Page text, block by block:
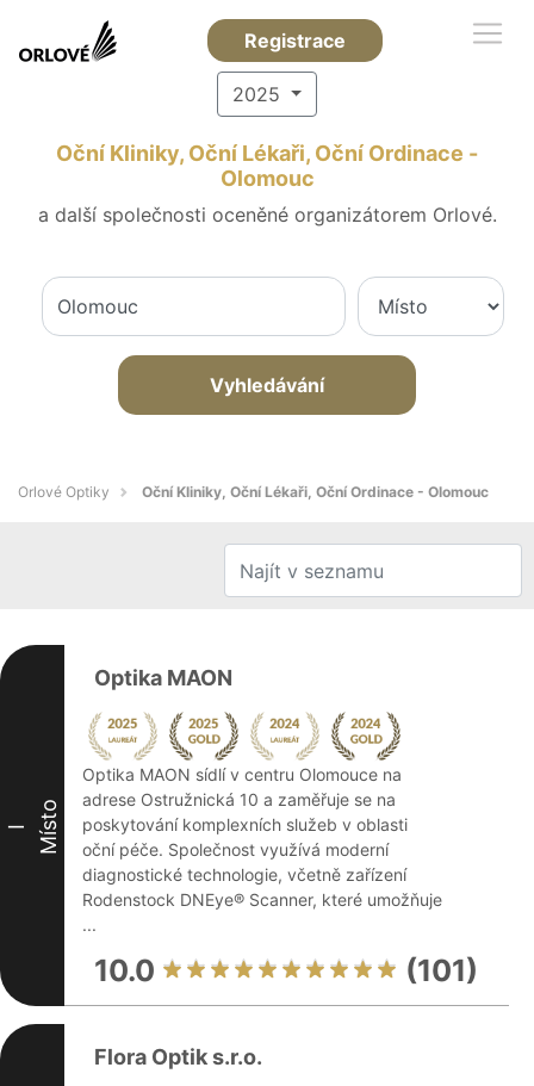
Registrace
2025
Oční Kliniky, Oční Lékaři, Oční Ordinace -
Olomouc
a další společnosti oceněné organizátorem Orlové.
Vyhledávání
Orlové Optiky Oční Kliniky, Oční Lékaři, Oční Ordinace - Olomouc
I Místo
Optika MAON
Optika MAON sídlí v centru Olomouce na
adrese Ostružnická 10 a zaměřuje se na
poskytování komplexních služeb v oblasti
oční péče. Společnost využívá moderní
diagnostické technologie, včetně zařízení
Rodenstock DNEye® Scanner, které umožňuje
...
10.0 (101)
Flora Optik s.r.o.